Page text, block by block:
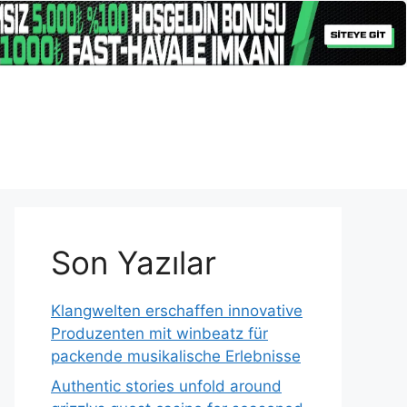
Son Yazılar
Klangwelten erschaffen innovative
Produzenten mit winbeatz für
packende musikalische Erlebnisse
Authentic stories unfold around